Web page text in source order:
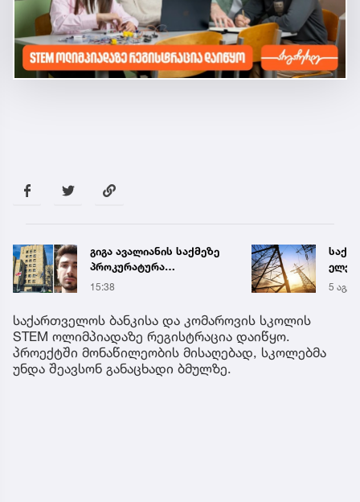
საქართველოს
ელექტროსისტემა
სპეციალურ განცხადებას
5 აგვ 17:51
ნია
15:40
საქართველოს ბანკისა და კომაროვის სკოლის
STEM ოლიმპიადაზე რეგისტრაცია დაიწყო.
პროექტში მონაწილეობის მისაღებად, სკოლებმა
უნდა შეავსონ განაცხადი ბმულზე.